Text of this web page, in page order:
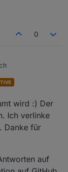
0
wird :) Der
Ich verlinke
Danke für
auf